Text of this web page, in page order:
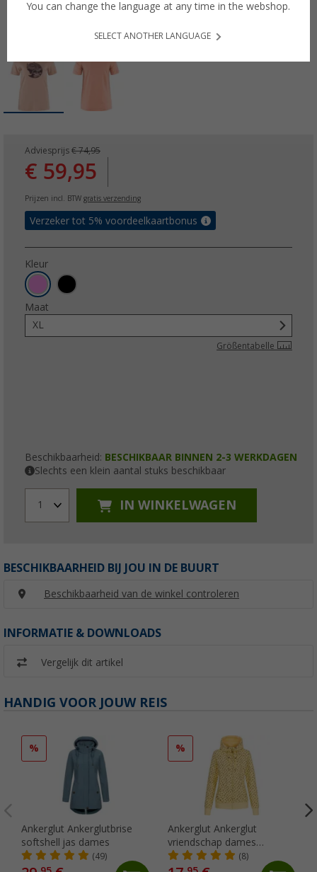
Adviesprijs € 74,95
€ 59,95
Prijzen incl. BTW gratis verzending
Verzeker tot 5% voordeelkaartbonus
Kleur
Maat
XL
Größentabelle
Beschikbaarheid: BESCHIKBAAR BINNEN 2-3 WERKDAGEN
Slechts een klein aantal stuks beschikbaar
1 IN WINKELWAGEN
BESCHIKBAARHEID BIJ JOU IN DE BUURT
Beschikbaarheid van de winkel controleren
INFORMATIE & DOWNLOADS
Vergelijk dit artikel
HANDIG VOOR JOUW REIS
%
Ankerglut Ankerglutbrise
softshell jas dames
(49)
%
Ankerglut Ankerglut
vriendschap dames
sweatshirt jas
(8)
You can change the language at any time in the webshop.
SELECT ANOTHER LANGUAGE